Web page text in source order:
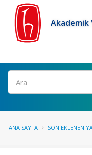
Akademik
Ara
ANA SAYFA SON EKLENEN